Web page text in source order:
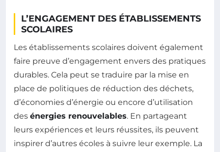
L’ENGAGEMENT DES ÉTABLISSEMENTS
SCOLAIRES
Les établissements scolaires doivent également
faire preuve d’engagement envers des pratiques
durables. Cela peut se traduire par la mise en
place de politiques de réduction des déchets,
d’économies d’énergie ou encore d’utilisation
des énergies renouvelables. En partageant
leurs expériences et leurs réussites, ils peuvent
inspirer d’autres écoles à suivre leur exemple. La